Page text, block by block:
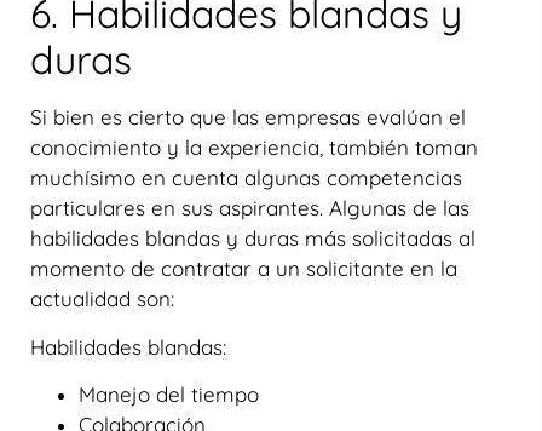
6. Habilidades blandas y
duras
Si bien es cierto que las empresas evalúan el
conocimiento y la experiencia, también toman
muchísimo en cuenta algunas competencias
particulares en sus aspirantes. Algunas de las
habilidades blandas y duras más solicitadas al
momento de contratar a un solicitante en la
actualidad son:
Habilidades blandas:
Manejo del tiempo
Colaboración